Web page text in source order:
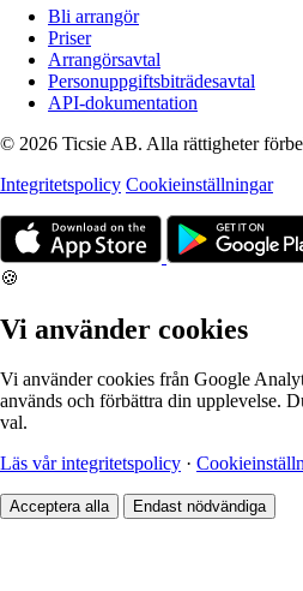
Bli arrangör
Priser
Arrangörsavtal
Personuppgiftsbiträdesavtal
API-dokumentation
© 2026 Ticsie AB. Alla rättigheter
Integritetspolicy Cookieinställningar
🍪
Vi använder cookies
Vi använder cookies från Google
används och förbättra din upplevelse.
val.
Läs vår integritetspolicy ·
Acceptera alla Endast nödvändiga